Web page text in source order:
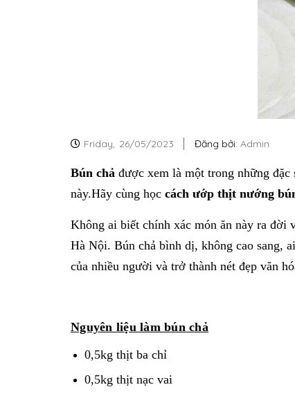
Friday, 26/05/2023 Đăng bởi: Admin
Bún chả được xem là một trong những
này.Hãy cùng học cách ướp thịt nướng
Không ai biết chính xác món ăn này ra đời
Hà Nội. Bún chả bình dị, không cao sang,
của nhiều người và trở thành nét đẹp văn
Nguyên liệu làm bún chả
0,5kg thịt ba chỉ
0,5kg thịt nạc vai